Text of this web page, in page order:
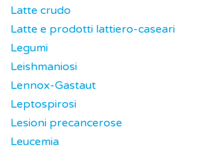
Latte crudo
Latte e prodotti lattiero-caseari
Legumi
Leishmaniosi
Lennox-Gastaut
Leptospirosi
Lesioni precancerose
Leucemia